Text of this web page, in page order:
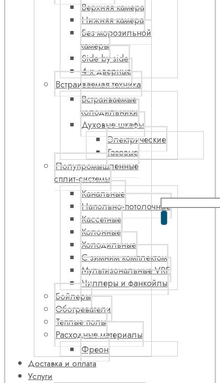
Верхняя камера
Нижняя камера
Без морозильной
камеры
Side by side
4-х дверные
Встраиваемая техника
Встраиваемые
холодильники
Духовые шкафы
Электрические
Газовые
Полупромышленные
сплит-системы
Канальные
Напольно-потолочные
Кассетные
Колонные
Холодильные
С зимним комплектом
Мультизональные VRF
Чиллеры и фанкойлы
Бойлеры
Обогреватели
Теплые полы
Расходные материалы
Фреон
Доставка и оплата
Услуги